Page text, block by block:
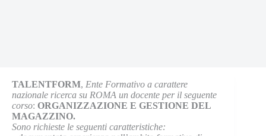
TALENTFORM, Ente Formativo a carattere
nazionale ricerca su ROMA un docente per il seguente
corso: ORGANIZZAZIONE E GESTIONE DEL
MAGAZZINO.
Sono richieste le seguenti caratteristiche: